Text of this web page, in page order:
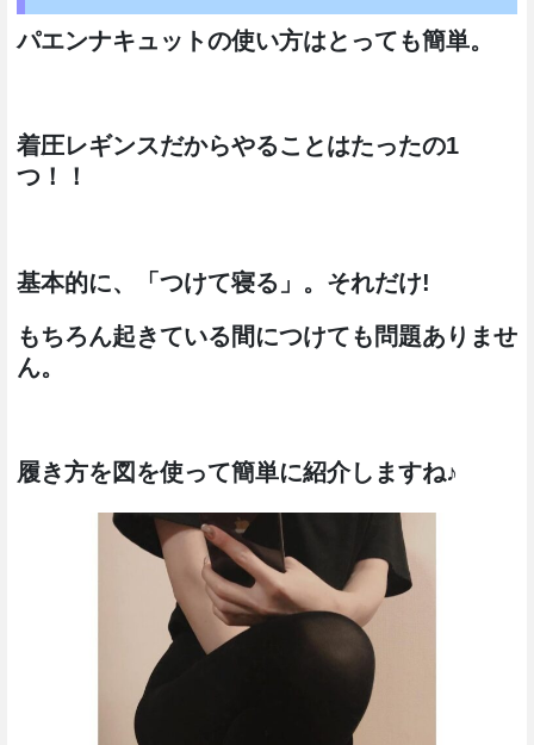
パエンナキュットの使い方はとっても簡単。
着圧レギンスだからやることはたったの1
つ！！
基本的に、「つけて寝る」。それだけ!
もちろん起きている間につけても問題ありませ
ん。
履き方を図を使って簡単に紹介しますね♪